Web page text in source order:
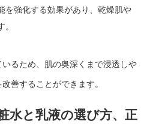
を強化する効果があり、乾燥肌や
るため、肌の奥深くまで浸透しや
善することができます。
水と乳液の選び方、正